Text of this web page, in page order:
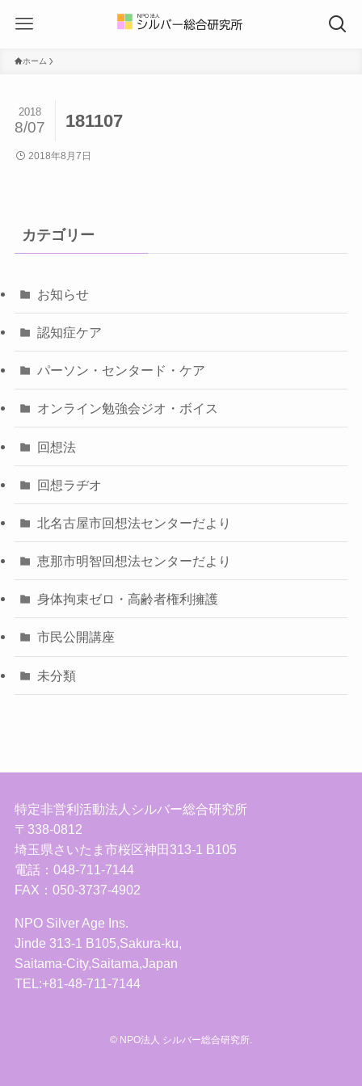
ホーム
181107
2018
8/07
2018年8月7日
カテゴリー
お知らせ
認知症ケア
パーソン・センタード・ケア
オンライン勉強会ジオ・ボイス
回想法
回想ラヂオ
北名古屋市回想法センターだより
恵那市明智回想法センターだより
身体拘束ゼロ・高齢者権利擁護
市民公開講座
未分類
特定非営利活動法人シルバー総合研究所
〒338-0812
埼玉県さいたま市桜区神田313-1 B105
電話：048-711-7144
FAX：050-3737-4902
NPO Silver Age Ins.
Jinde 313-1 B105,Sakura-ku,
Saitama-City,Saitama,Japan
TEL:+81-48-711-7144
© NPO法人 シルバー総合研究所.